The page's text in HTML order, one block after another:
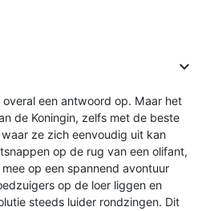

een antwoord op. Maar het
de Koningin, zelfs met de beste
ze zich eenvoudig uit kan
op de rug van een olifant,
op een spannend avontuur
op de loer liggen en
steeds luider rondzingen. Dit